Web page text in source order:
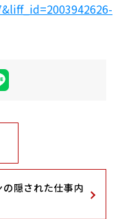
隠された仕事内